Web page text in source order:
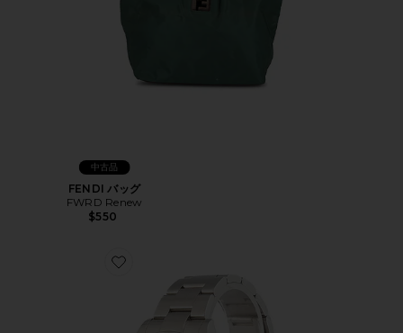
中古品
FENDI バッグ
FWRD Renew
$550
Favorite ROLEX ウォッチ